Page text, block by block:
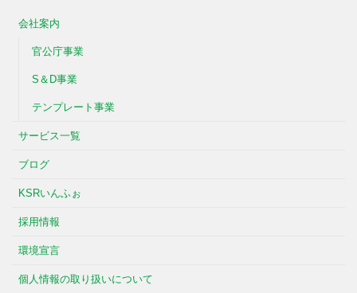
会社案内
官公庁事業
S＆D事業
テンプレート事業
サービス一覧
ブログ
KSRいんふぉ
採用情報
環境宣言
個人情報の取り扱いについて